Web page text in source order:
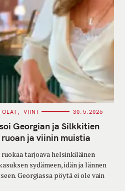
VIINI 30.5.2026
Georgian ja Silkkitien
ja viinin muistia
tarjoava helsinkiläinen
sydämeen, idän ja lännen
Georgiassa pöytä ei ole vain